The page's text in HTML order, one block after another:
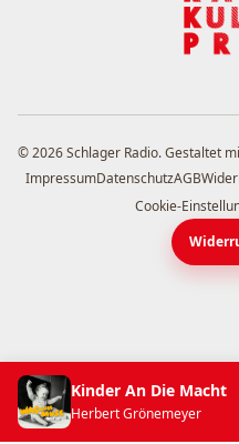
© 2026 Schlager Radio. Gestaltet
ImpressumDatenschutzAGB
Cookie-
Kinder An Die Macht
Herbert Grönemeyer